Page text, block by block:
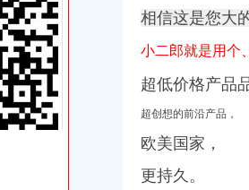
-维修服务-
庆换_重庆列表网
户二郎爱建证券开户二郎个人开户二郎炒
旺铺盛大开售_房产资讯-重庆房天下
认将在北京开分店_网易新闻
郎?.'861【修换吧
相信这是您大
小二郎就是用个
超低价格产品
超创想的前沿产品，
欧美国家，
更持久。